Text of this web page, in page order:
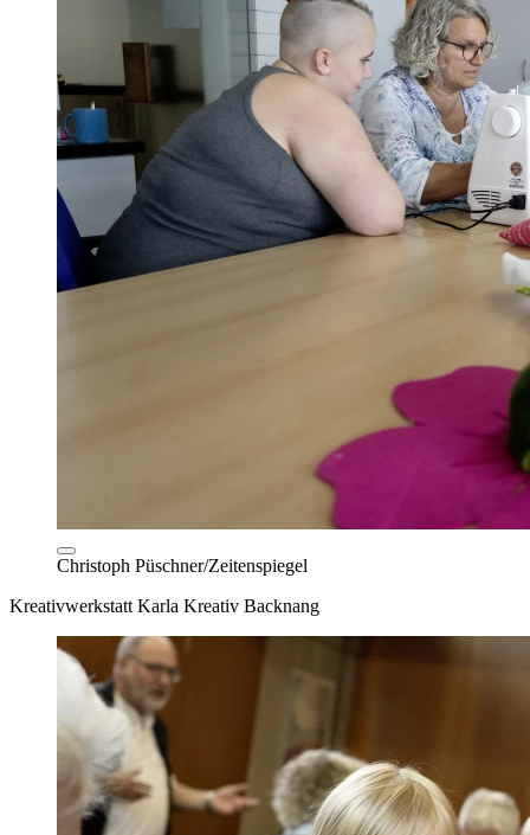
Christoph Püschner/Zeitenspiegel
Kreativwerkstatt Karla Kreativ Backnang